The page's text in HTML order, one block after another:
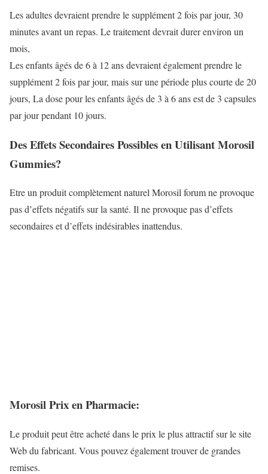
Les adultes devraient prendre le supplément 2 fois par jour, 30
minutes avant un repas. Le traitement devrait durer environ un
mois,
Les enfants âgés de 6 à 12 ans devraient également prendre le
supplément 2 fois par jour, mais sur une période plus courte de 20
jours, La dose pour les enfants âgés de 3 à 6 ans est de 3 capsules
par jour pendant 10 jours.
Des Effets Secondaires Possibles en Utilisant Morosil
Gummies?
Etre un produit complètement naturel Morosil forum ne provoque
pas d’effets négatifs sur la santé. Il ne provoque pas d’effets
secondaires et d’effets indésirables inattendus.
Morosil Prix en Pharmacie:
Le produit peut être acheté dans le prix le plus attractif sur le site
Web du fabricant. Vous pouvez également trouver de grandes
remises.